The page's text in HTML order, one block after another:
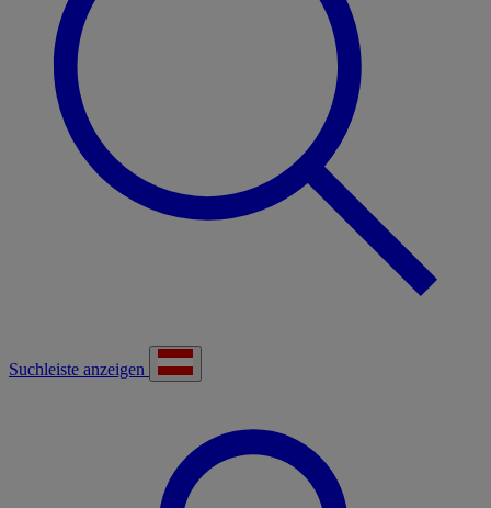
Suchleiste anzeigen